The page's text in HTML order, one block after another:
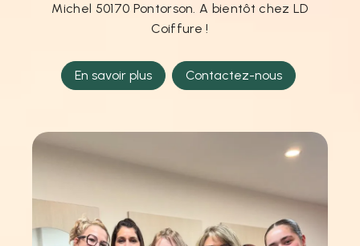
Michel 50170 Pontorson. A bientôt chez LD
Coiffure !
En savoir plus Contactez-nous